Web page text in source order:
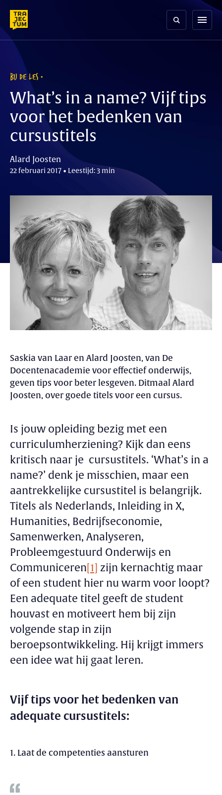
content
menu
BIJ DE LES
What’s in a name? Vijf tips
voor het bedenken van
cursustitels
Alard Joosten
22 februari 2017 • Leestijd: 3 min
Saskia van Laar en Alard Joosten, van De
Docentenacademie voor effectief onderwijs,
geven tips voor beter lesgeven. Ditmaal Alard
Joosten, over goede titels voor een cursus.
Is jouw opleiding bezig met een
curriculumherziening? Kijk dan eens
kritisch naar je cursustitels. ‘What’s in a
name?’ denk je misschien, maar een
aantrekkelijke cursustitel is belangrijk.
Titels als Nederlands, Inleiding in X,
Humanities, Bedrijfseconomie,
Samenwerken, Analyseren,
Probleemgestuurd Onderwijs en
Communiceren[1] zijn kernachtig maar
of een student hier nu warm voor loopt?
Een adequate titel geeft de student
houvast en motiveert hem bij zijn
volgende stap in zijn
beroepsontwikkeling. Hij krijgt immers
een idee wat hij gaat leren.
Vijf tips voor het bedenken van
adequate cursustitels:
1. Laat de competenties aansturen